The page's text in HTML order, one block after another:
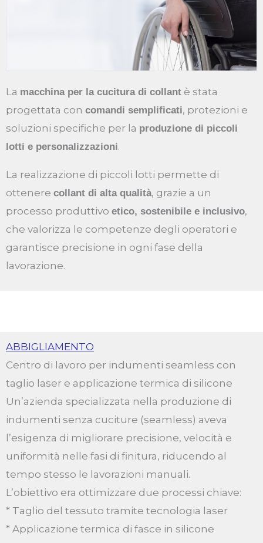
La macchina per la cucitura di collant è stata
progettata con comandi semplificati, protezioni e
soluzioni specifiche per la produzione di piccoli
lotti e personalizzazioni.
La realizzazione di piccoli lotti permette di
ottenere collant di alta qualità, grazie a un
processo produttivo etico, sostenibile e inclusivo,
che valorizza le competenze degli operatori e
garantisce precisione in ogni fase della
lavorazione.
ABBIGLIAMENTO
Centro di lavoro per indumenti seamless con
taglio laser e applicazione termica di silicone
Un’azienda specializzata nella produzione di
indumenti senza cuciture (seamless) aveva
l’esigenza di migliorare precisione, velocità e
uniformità nelle fasi di finitura, riducendo al
tempo stesso le lavorazioni manuali.
L’obiettivo era ottimizzare due processi chiave:
* Taglio del tessuto tramite tecnologia laser
* Applicazione termica di fasce in silicone